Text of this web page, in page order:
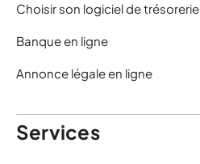
Choisir son logiciel de trésorerie
Banque en ligne
Annonce légale en ligne
Services